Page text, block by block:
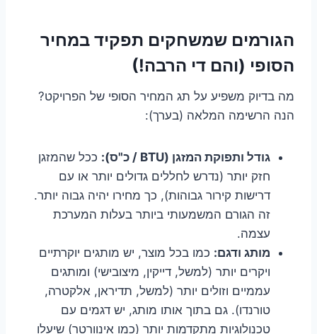
הגורמים שמשחקים תפקיד במחיר
הסופי (והם די הרבה!)
מה בדיוק משפיע על תג המחיר הסופי של הפרויקט?
הנה הרשימה המלאה (בערך):
גודל ותפוקת המזגן (BTU / כ"ס):
ככל שהמזגן
חזק יותר (נדרש לחללים גדולים יותר או עם
דרישות קירור גבוהות), כך מחירו יהיה גבוה יותר.
זה הגורם המשמעותי ביותר בעלות המערכת
עצמה.
מותג ודגם: כמו בכל מוצר, יש מותגים יוקרתיים
ויקרים יותר (למשל, דייקין, מיצובישי) ומותגים
עממיים וזולים יותר (למשל, תדיראן, אלקטרה,
טורנדו). גם בתוך אותו מותג, יש דגמים עם
טכנולוגיות מתקדמות יותר (כמו אינוורטר) שיעלו